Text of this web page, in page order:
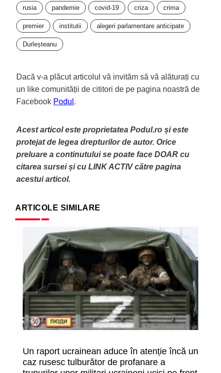
rusia pandemie covid-19 criza crima
premier institutii alegeri parlamentare anticipate
Durleșteanu
Dacă v-a plăcut articolul vă invităm să vă alăturați cu
un like comunității de cititori de pe pagina noastră de
Facebook Podul .
Acest articol este proprietatea Podul.ro și este
protejat de legea drepturilor de autor. Orice
preluare a continutului se poate face DOAR cu
citarea sursei și cu LINK ACTIV către pagina
acestui articol.
ARTICOLE SIMILARE
Un raport ucrainean aduce în atenție încă un
caz rusesc tulburător de profanare a